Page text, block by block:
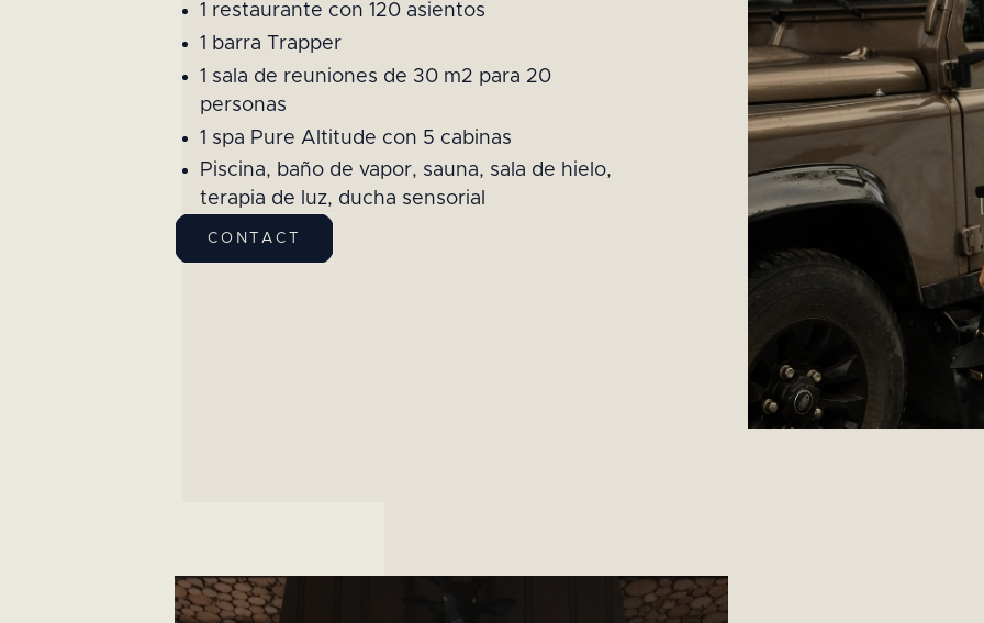
1 restaurante con 120 asientos
1 barra Trapper
1 sala de reuniones de 30 m2 para 20
personas
1 spa Pure Altitude con 5 cabinas
Piscina, baño de vapor, sauna, sala de hielo,
terapia de luz, ducha sensorial
CONTACT